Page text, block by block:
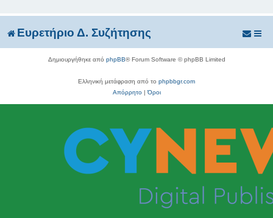
Ευρετήριο Δ. Συζήτησης
Δημιουργήθηκε από phpBB® Forum Software © phpBB Limited
Ελληνική μετάφραση από το phpbbgr.com
Απόρρητο|Όροι